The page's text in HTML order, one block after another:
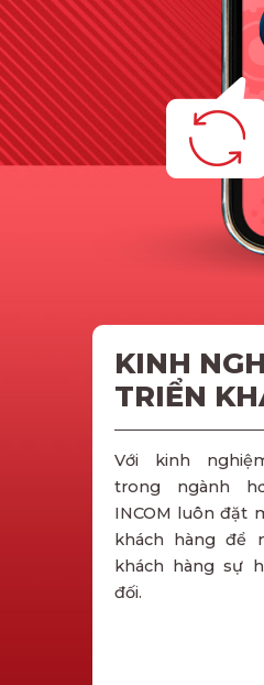
KINH
TRIỂN
Với kinh
trong ngành
INCOM luôn đặt
khách hàng để
khách hàng sự
đối.